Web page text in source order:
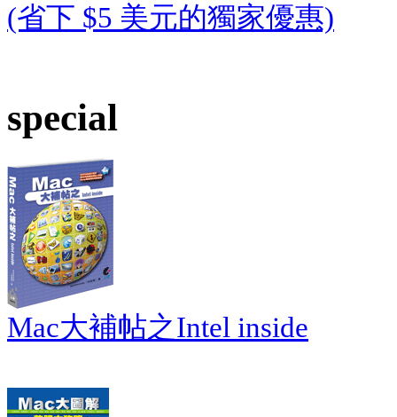
(省下 $5 美元的獨家優惠)
special
Mac大補帖之Intel inside